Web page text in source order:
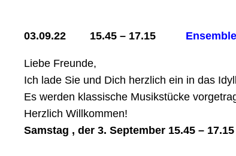
03.09.22 15.45 – 17.15
Liebe Freunde,
Ich lade Sie und Dich herzlich ein in das
Es werden klassische Musikstücke
Herzlich Willkommen!
Samstag , der 3. September 15.45 –